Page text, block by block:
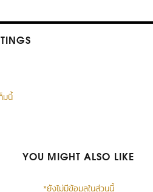
มนี้
YOU MIGHT ALSO LIKE
*ยังไม่มีข้อมูลในส่วนนี้